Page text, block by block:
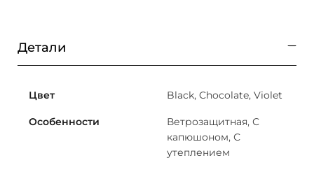
Детали
Цвет Black, Chocolate, Violet
Особенности
Ветрозащитная, С
капюшоном, С
утеплением